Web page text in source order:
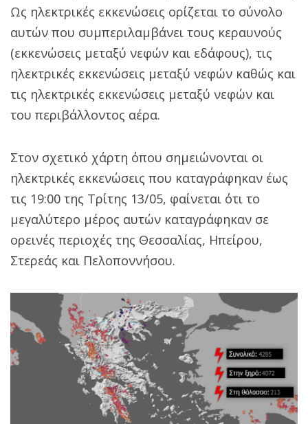
Ως ηλεκτρικές εκκενώσεις ορίζεται το σύνολο
αυτών που συμπεριλαμβάνει τους κεραυνούς
(εκκενώσεις μεταξύ νεφών και εδάφους), τις
ηλεκτρικές εκκενώσεις μεταξύ νεφών καθώς και
τις ηλεκτρικές εκκενώσεις μεταξύ νεφών και
του περιβάλλοντος αέρα.
Στον σχετικό χάρτη όπου σημειώνονται οι
ηλεκτρικές εκκενώσεις που καταγράφηκαν έως
τις 19:00 της Τρίτης 13/05, φαίνεται ότι το
μεγαλύτερο μέρος αυτών καταγράφηκαν σε
ορεινές περιοχές της Θεσσαλίας, Ηπείρου,
Στερεάς και Πελοποννήσου.